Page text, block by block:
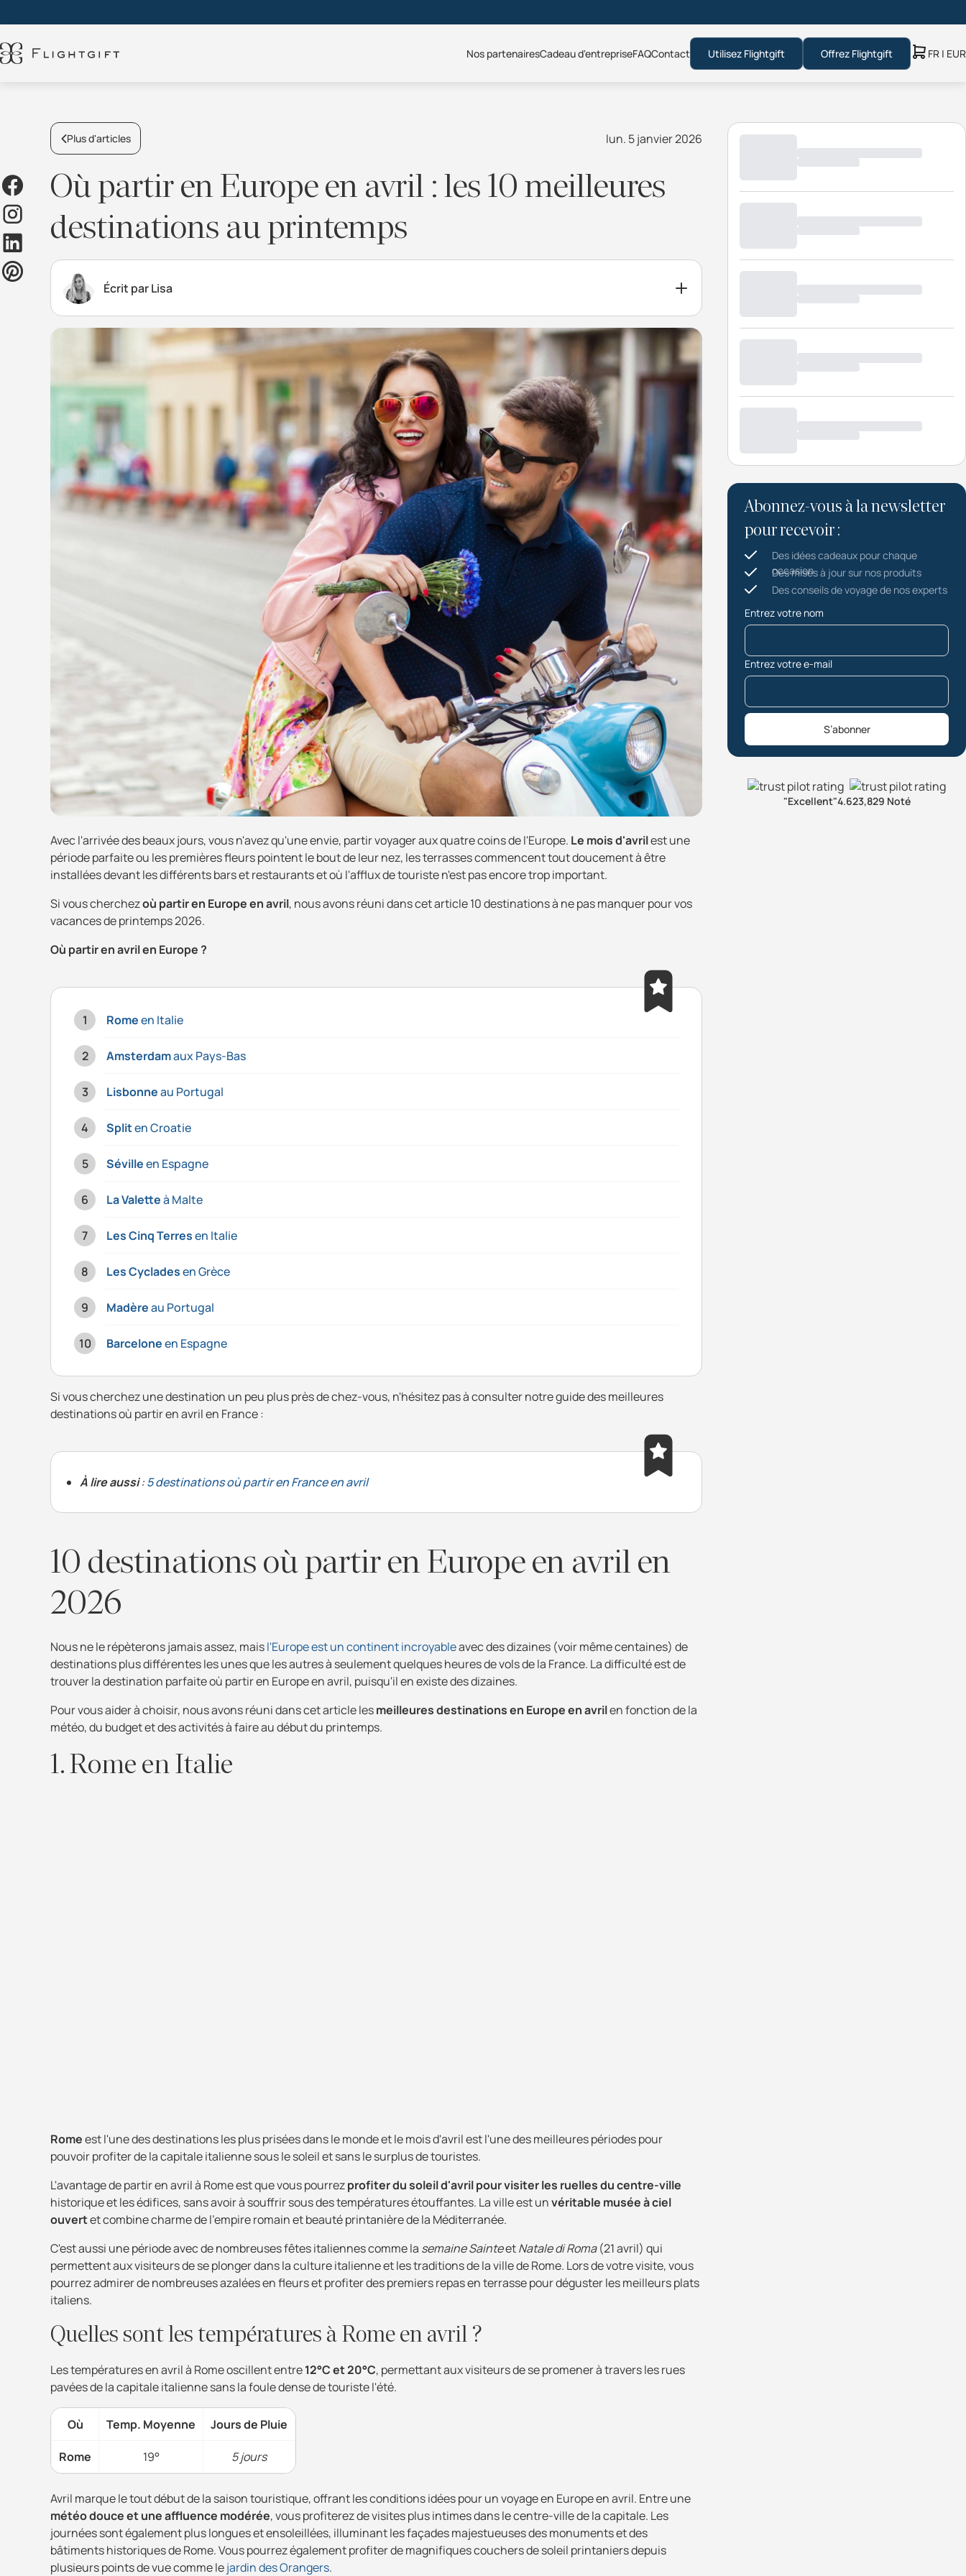
Nos partenairesCadeau d'entrepriseFAQContact Utilisez Flightgift Offrez Flightgift FR | EUR
Plus d'articles lun. 5 janvier 2026
Où partir en Europe en avril : les 10 meilleures
destinations au printemps
Écrit par Lisa
Avec l'arrivée des beaux jours, vous n'avez qu'une envie, partir voyager aux quatre coins de l'Europe. Le mois d'avrilest une
période parfaite ou les premières fleurs pointent le bout de leur nez, les terrasses commencent tout doucement à être
installées devant les différents bars et restaurants et où l'afflux de touriste n'est pas encore trop important.
Si vous cherchezoù partir en Europe en avril, nous avons réuni dans cet article 10 destinations à ne pas manquer pour vos
vacances de printemps 2026.
Où partir en avril en Europe ?
Romeen Italie
Amsterdamaux Pays-Bas
Lisbonneau Portugal
Spliten Croatie
Sévilleen Espagne
La Valetteà Malte
Les Cinq Terresen Italie
Les Cycladesen Grèce
Madèreau Portugal
Barceloneen Espagne
Si vous cherchez une destination un peu plus près de chez-vous, n'hésitez pas à consulter notre guide des meilleures
destinations où partir en avril en France :
À lire aussi:5 destinations où partir en France en avril
10 destinations où partir en Europe en avril en
2026
Nous ne le répèterons jamais assez, maisl'Europe est un continent incroyableavec des dizaines (voir même centaines) de
destinations plus différentes les unes que les autres à seulement quelques heures de vols de la France. La difficulté est de
trouver la destination parfaite où partir en Europe en avril, puisqu'il en existe des dizaines.
Pour vous aider à choisir, nous avons réuni dans cet article lesmeilleures destinations en Europe en avrilen fonction de la
météo, du budget et des activités à faire au début du printemps.
1. Rome en Italie
Romeest l'une des destinations les plus prisées dans le monde et le mois d'avril est l'une des meilleures périodes pour
pouvoir profiter de la capitale italienne sous le soleil et sans le surplus de touristes.
L'avantage de partir en avril à Rome est que vous pourrezprofiter du soleil d'avril pour visiter les ruelles du centre-ville
historique et les édifices, sans avoir à souffrir sous des températures étouffantes. La ville est unvéritable musée à ciel
ouvertet combine charme de l'empire romain et beauté printanière de la Méditerranée.
C'est aussi une période avec de nombreuses fêtes italiennes comme la semaine SainteetNatale di Roma(21 avril) qui
permettent aux visiteurs de se plonger dans la culture italienne et les traditions de la ville de Rome. Lors de votre visite, vous
pourrez admirer de nombreuses azalées en fleurs et profiter des premiers repas en terrasse pour déguster les meilleurs plats
italiens.
Quelles sont les températures à Rome en avril ?
Les températures en avril à Rome oscillent entre12°C et 20°C, permettant aux visiteurs de se promener à travers les rues
pavées de la capitale italienne sans la foule dense de touriste l'été.
Où Temp. Moyenne Jours de Pluie
Rome 19° 5 jours
Avril marque le tout début de la saison touristique, offrant les conditions idées pour un voyage en Europe en avril. Entre une
météo douce et une affluence modérée, vous profiterez de visites plus intimes dans le centre-ville de la capitale. Les
journées sont également plus longues et ensoleillées, illuminant les façades majestueuses des monuments et des
bâtiments historiques de Rome. Vous pourrez également profiter de magnifiques couchers de soleil printaniers depuis
plusieurs points de vue comme lejardin des Orangers.
Abonnez-vous à la newsletter
pour recevoir :
Des idées cadeaux pour chaque
occasion
Des mises à jour sur nos produits
Des conseils de voyage de nos experts
Entrez votre nom
Entrez votre e-mail
S’abonner
"Excellent"4.623,829 Noté